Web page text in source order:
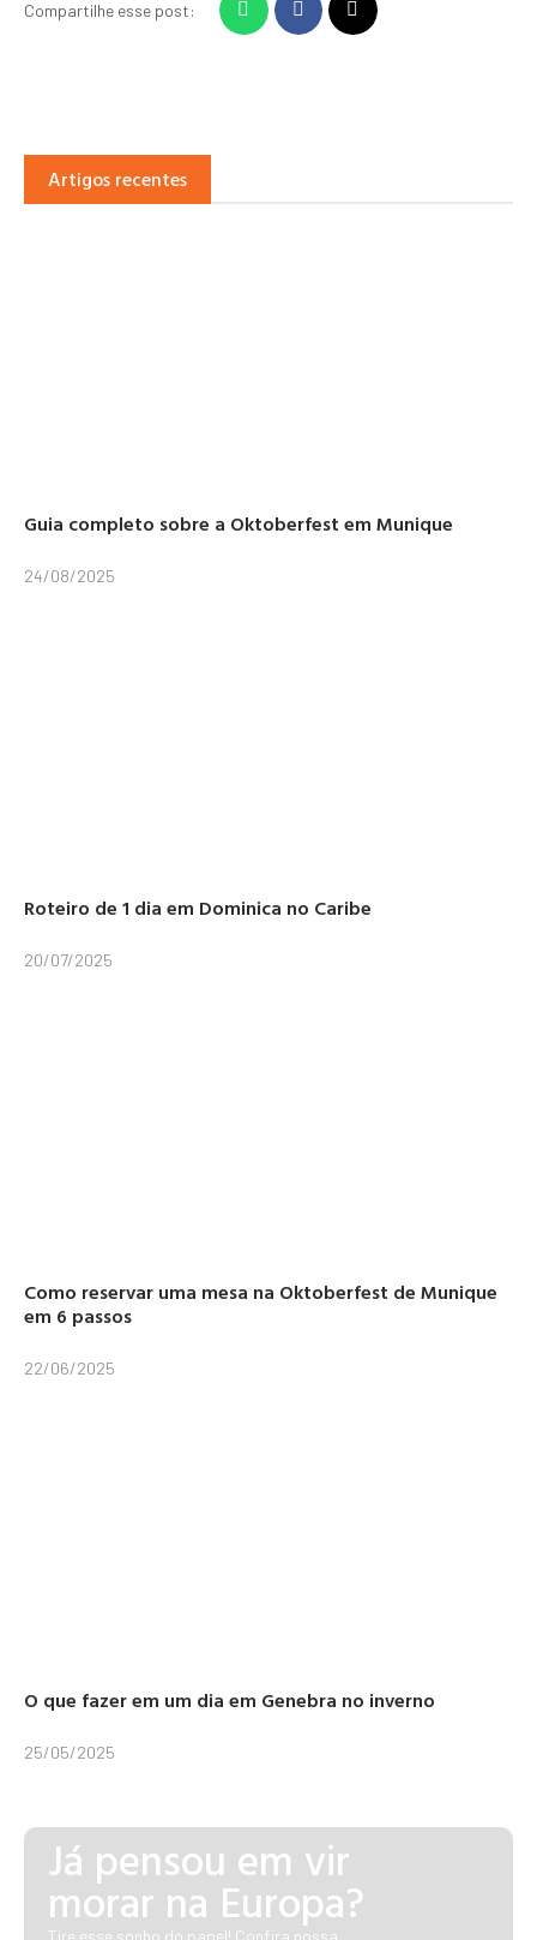
Compartilhe esse post:
Artigos recentes
Guia completo sobre a Oktoberfest em Munique
24/08/2025
Roteiro de 1 dia em Dominica no Caribe
20/07/2025
Como reservar uma mesa na Oktoberfest de Munique
em 6 passos
22/06/2025
O que fazer em um dia em Genebra no inverno
25/05/2025
Já pensou em vir
morar na Europa?
Tire esse sonho do papel! Confira nossa